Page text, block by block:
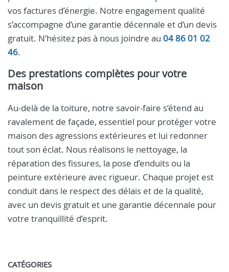
vos factures d’énergie. Notre engagement qualité
s’accompagne d’une garantie décennale et d’un devis
gratuit. N’hésitez pas à nous joindre au 04 86 01 02
46.
Des prestations complètes pour votre
maison
Au-delà de la toiture, notre savoir-faire s’étend au
ravalement de façade, essentiel pour protéger votre
maison des agressions extérieures et lui redonner
tout son éclat. Nous réalisons le nettoyage, la
réparation des fissures, la pose d’enduits ou la
peinture extérieure avec rigueur. Chaque projet est
conduit dans le respect des délais et de la qualité,
avec un devis gratuit et une garantie décennale pour
votre tranquillité d’esprit.
CATÉGORIES